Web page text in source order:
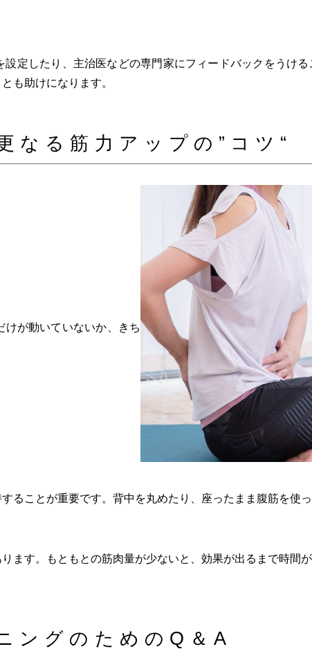
定したり、主治医などの専門家にフィードバックをうけ
も助けになります。
なる筋力アップの”コツ“
が動いていないか、きち
ることが重要です。背中を丸めたり、座ったまま腹筋を使
ます。もともとの筋肉量が少ないと、効果が出るまで時間
ングのためのQ＆A